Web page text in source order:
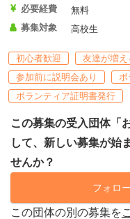
必要経費
無料
募集対象
高校生
初心者歓迎 友達が増え
参加前に説明会あり
ボ
ボランティア証明書発行
この募集の受入団体「
して、新しい募集が始
せんか？
フォロ
この団体の別の募集を